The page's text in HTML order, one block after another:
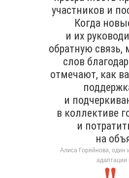
участников и
Когда
и их
обратную
слов
отмечают, как
и
в коллективе
и
на
Алиса Горяйнова, один
адаптации